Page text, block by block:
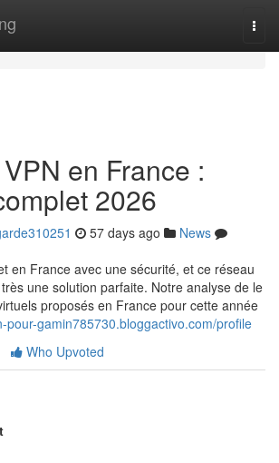
en France :
2026
57 days ago
News
en France avec une sécurité, et ce réseau
une solution parfaite. Notre analyse de le
proposés en France pour cette année
pour-gamin785730.bloggactivo.com/profile
Who Upvoted